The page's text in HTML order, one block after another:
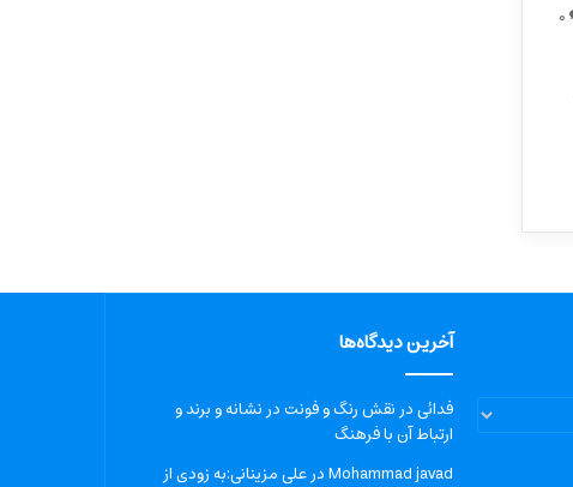
۰
آخرین دیدگاه‌ها
فدائیدرنقش رنگ و فونت در نشانه و برند و
ارتباط آن با فرهنگ
Mohammad javadدرعلی مزینانی:به زودی از